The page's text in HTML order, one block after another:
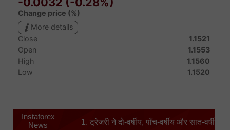
Instaforex
News
1. ट्रेजरी ने दो-वर्षीय, पाँच-वर्षीय और सात-